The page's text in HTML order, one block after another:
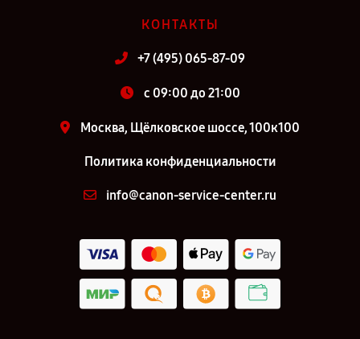
КОНТАКТЫ
+7 (495) 065-87-09
c 09:00 до 21:00
Москва, Щёлковское шоссе, 100к100
Политика конфиденциальности
info@canon-service-center.ru